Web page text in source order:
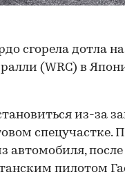
сгорела дотла на
(WRC) в
из-за
спецучастке.
после
пилотом